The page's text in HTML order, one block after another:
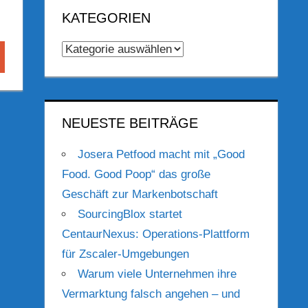
KATEGORIEN
Kategorien
NEUESTE BEITRÄGE
Josera Petfood macht mit „Good
Food. Good Poop“ das große
Geschäft zur Markenbotschaft
SourcingBlox startet
CentaurNexus: Operations-Plattform
für Zscaler-Umgebungen
Warum viele Unternehmen ihre
Vermarktung falsch angehen – und